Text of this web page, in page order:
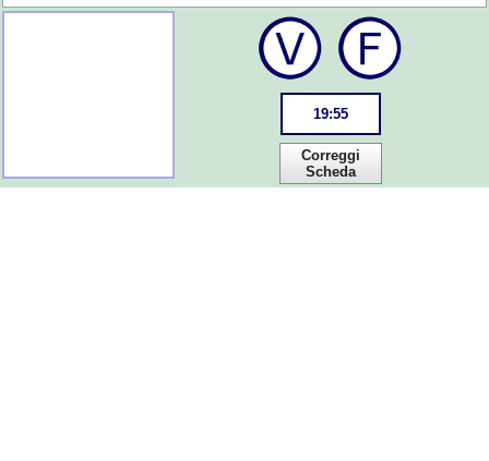
19:55
Correggi
Scheda